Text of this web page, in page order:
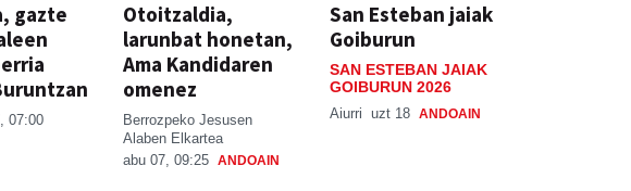
gazte
07:00
Otoitzaldia,
larunbat honetan,
Ama Kandidaren
omenez
Berrozpeko Jesusen
Alaben Elkartea
abu 07, 09:25 ANDOAIN
San Esteban jaiak
Goiburun
SAN ESTEBAN JAIAK
GOIBURUN 2026
Aiurri uzt 18 ANDOAIN